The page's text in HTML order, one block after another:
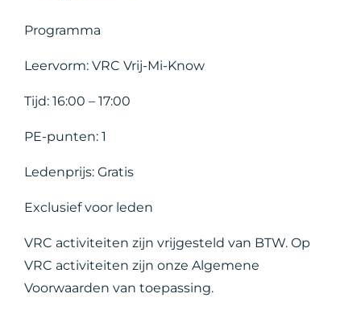
Programma
Leervorm: VRC Vrij-Mi-Know
Tijd: 16:00 – 17:00
PE-punten: 1
Ledenprijs: Gratis
Exclusief voor leden
VRC activiteiten zijn vrijgesteld van BTW. Op
VRC activiteiten zijn onze Algemene
Voorwaarden van toepassing.